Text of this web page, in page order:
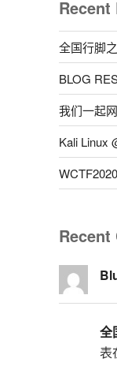
Recent
全国行脚
BLOG
我们一起
Kali Linux
Recent
全
表